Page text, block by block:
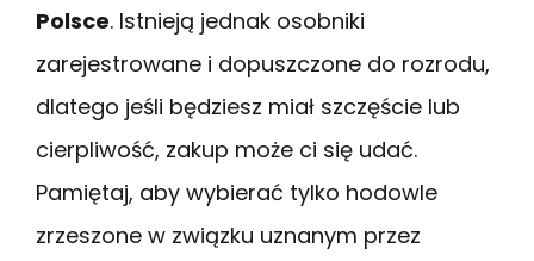
Polsce. Istnieją jednak osobniki
zarejestrowane i dopuszczone do rozrodu,
dlatego jeśli będziesz miał szczęście lub
cierpliwość, zakup może ci się udać.
Pamiętaj, aby wybierać tylko hodowle
zrzeszone w związku uznanym przez